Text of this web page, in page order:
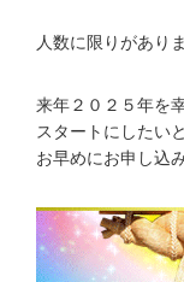
人数に限りがあり
来年２０２５年を
スタートにしたい
お早めにお申し込